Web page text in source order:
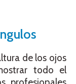
de los ojos
todo el